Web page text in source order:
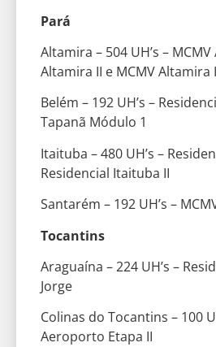
Pará
Altamira – 504 UH’s –
Altamira II e MCMV Altamira
Belém – 192 UH’s –
Tapanã Módulo 1
Itaituba – 480 UH’s –
Residencial Itaituba II
Santarém – 192 UH’s –
Tocantins
Araguaína – 224 UH’s –
Jorge
Colinas do Tocantins – 100
Aeroporto Etapa II